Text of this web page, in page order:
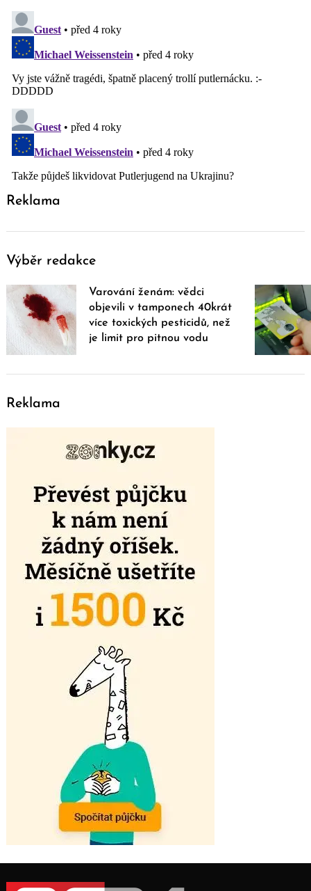
Reklama
Výběr redakce
Varování ženám: vědci
objevili v tamponech 40krát
více toxických pesticidů, než
je limit pro pitnou vodu
Reklama